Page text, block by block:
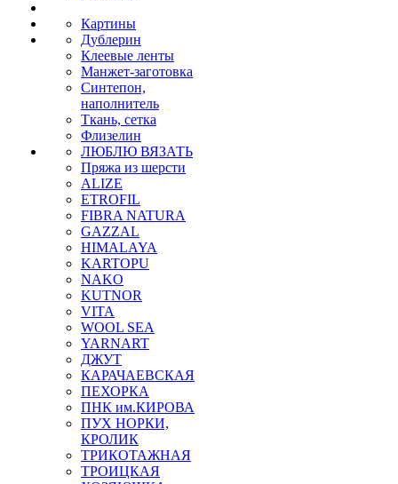
Картины
Дублерин
Клеевые ленты
Манжет-заготовка
Синтепон,
наполнитель
Ткань, сетка
Флизелин
ЛЮБЛЮ ВЯЗАТЬ
Пряжа из шерсти
ALIZE
ETROFIL
FIBRA NATURA
GAZZAL
HIMALAYA
KARTOPU
NAKO
KUTNOR
VITA
WOOL SEA
YARNART
ДЖУТ
КАРАЧАЕВСКАЯ
ПЕХОРКА
ПНК им.КИРОВА
ПУХ НОРКИ,
КРОЛИК
ТРИКОТАЖНАЯ
ТРОИЦКАЯ